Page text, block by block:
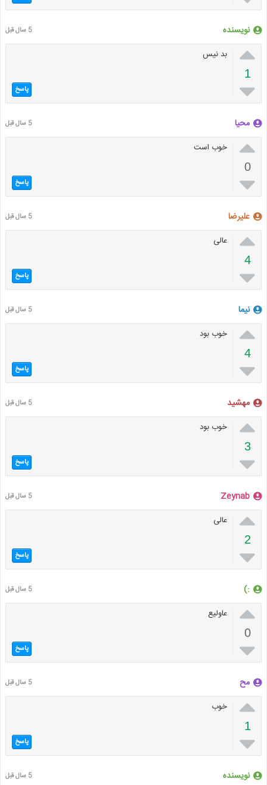
نویسنده 5 سال قبل

1

بد نیس
پاسخ
محیا 5 سال قبل

0

خوب است
پاسخ
علیرضا 5 سال قبل

4

عالی
پاسخ
نیما 5 سال قبل

4

خوب بود
پاسخ
مهشید 5 سال قبل

3

خوب بود
پاسخ
Zeynab 5 سال قبل

2

عالی
پاسخ
:) 5 سال قبل

0

عاولیع
پاسخ
مح 5 سال قبل

1

خوب
پاسخ
نویسنده 5 سال قبل